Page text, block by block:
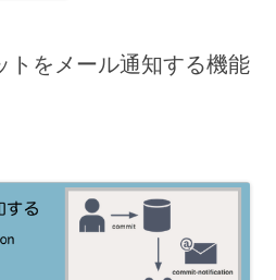
トをメール通知する機能